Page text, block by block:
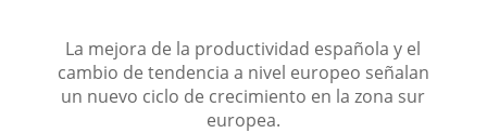
La mejora de la productividad española y el
cambio de tendencia a nivel europeo señalan
un nuevo ciclo de crecimiento en la zona sur
europea.